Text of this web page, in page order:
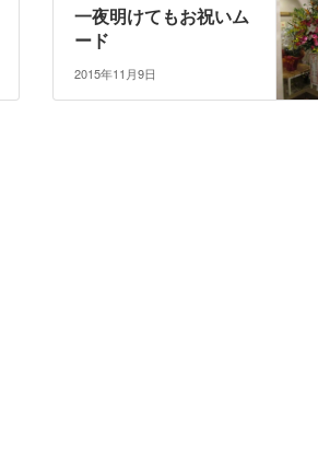
一夜明けてもお祝いム
ード
2015年11月9日